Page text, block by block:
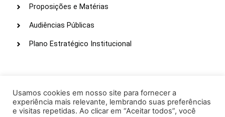
Proposições e Matérias
Audiências Públicas
Plano Estratégico Institucional
Webmail
Intranet
Usamos cookies em nosso site para fornecer a
experiência mais relevante, lembrando suas preferências
e visitas repetidas. Ao clicar em “Aceitar todos”, você